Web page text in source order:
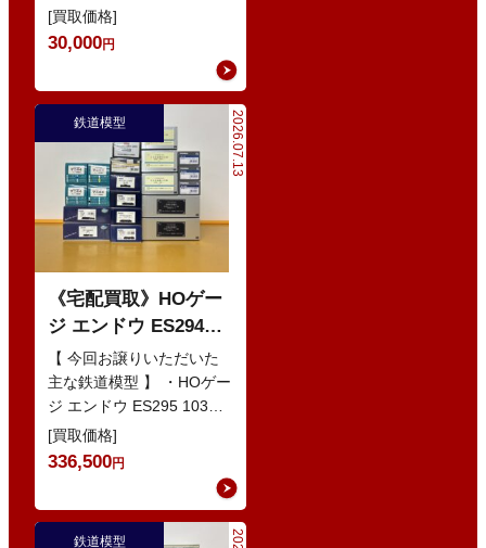
シュ鉄道 ベルニナ急行 ・
Nゲージ K…
[買取価格]
30,000円
2026.07.13
鉄道模型
《宅配買取》HOゲー
ジ エンドウ ES294
103系1200番代 東西線
色 基本5輌 Nセット
などの鉄道模型
【 今回お譲りいただいた
主な鉄道模型 】 ・HOゲー
ジ エンドウ ES295 103系
1200番代 東西線色 中間5
輌 Oセット …
[買取価格]
336,500円
鉄道模型